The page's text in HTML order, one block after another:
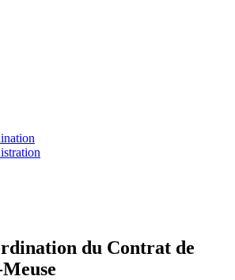
du Contrat de